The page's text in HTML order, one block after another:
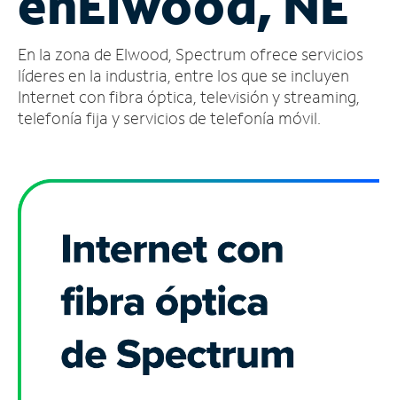
cuenta
Encuentra
una
tienda
En la zona de Elwood, Spectrum ofrece servicios
líderes en la industria, entre los que se incluyen
Internet con fibra óptica, televisión y streaming,
telefonía fija y servicios de telefonía móvil.